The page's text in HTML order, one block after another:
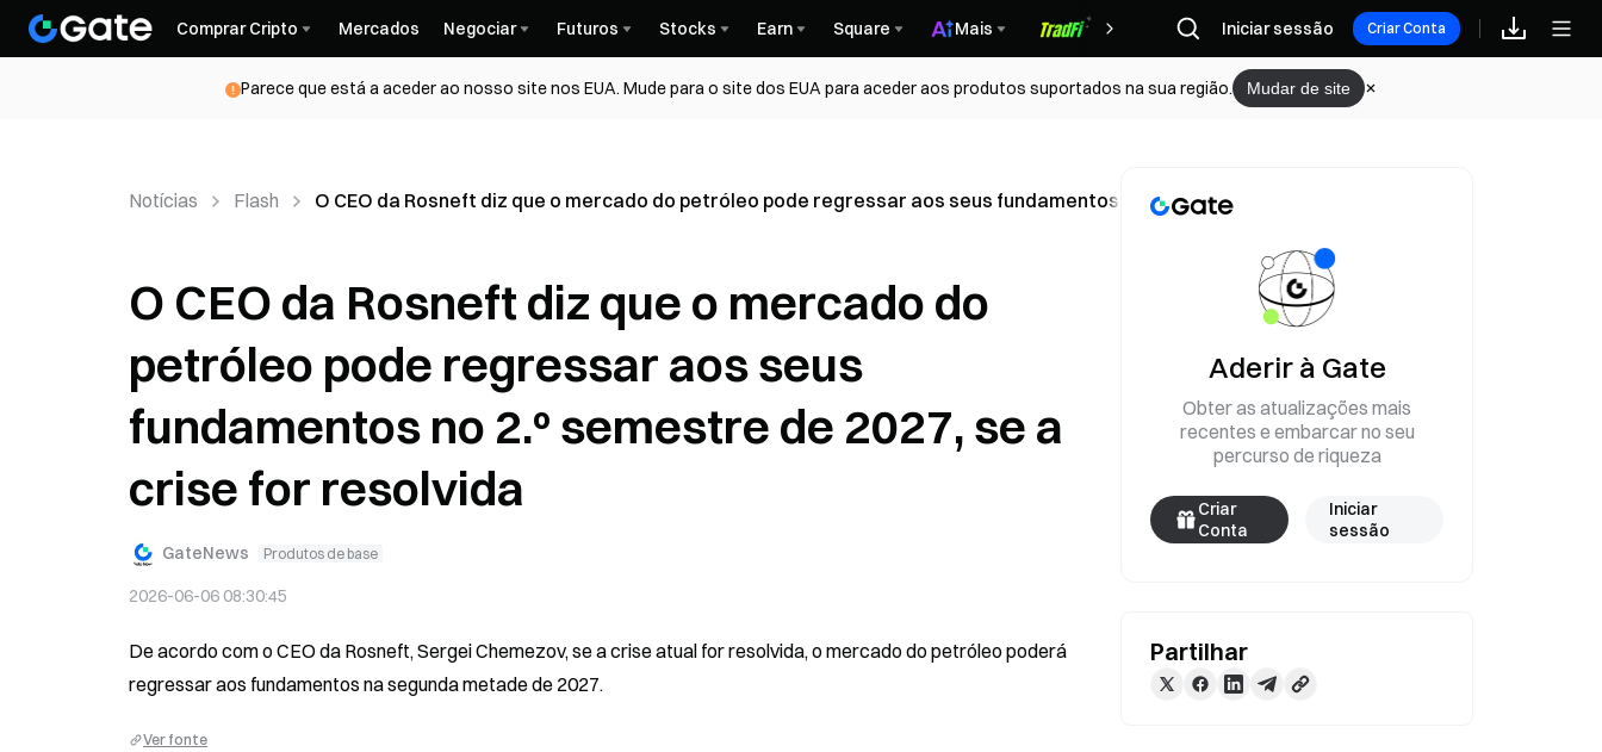
Comprar Cripto Mercados Negociar Futuros Stocks Earn Square Mais Recompensas
Iniciar sessão Criar Conta
Parece que está a aceder ao nosso site nos EUA. Mude para o site dos EUA para aceder aos produtos suportados na sua região. Mudar de site
Notícias Flash O CEO da Rosneft diz que o mercado do petróleo pode regressar aos seus fundamentos no 2.º semestre de 2027, se a crise for resolvida
O CEO da Rosneft diz que o mercado do
petróleo pode regressar aos seus
fundamentos no 2.º semestre de 2027, se a
crise for resolvida
GateNews Produtos de base
2026-06-06 08:30:45
De acordo com o CEO da Rosneft, Sergei Chemezov, se a crise atual for resolvida, o mercado do petróleo poderá
regressar aos fundamentos na segunda metade de 2027.
Ver fonte
Aderir à Gate
Obter as atualizações mais
recentes e embarcar no seu
percurso de riqueza
Criar
Conta
Iniciar
sessão
Partilhar